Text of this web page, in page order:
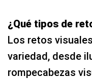
¿Qué tipos de
Los retos
variedad, desde
rompecabezas